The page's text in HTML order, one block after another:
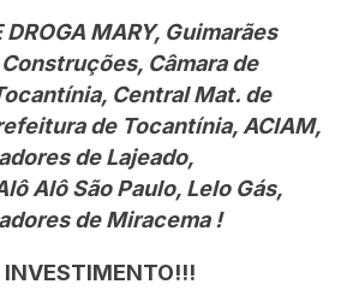
DROGA MARY, Guimarães
Câmara de
Central Mat. de
de Tocantínia, ACIAM,
de Lajeado,
Alô São Paulo, Lelo Gás,
de Miracema !
INVESTIMENTO!!!